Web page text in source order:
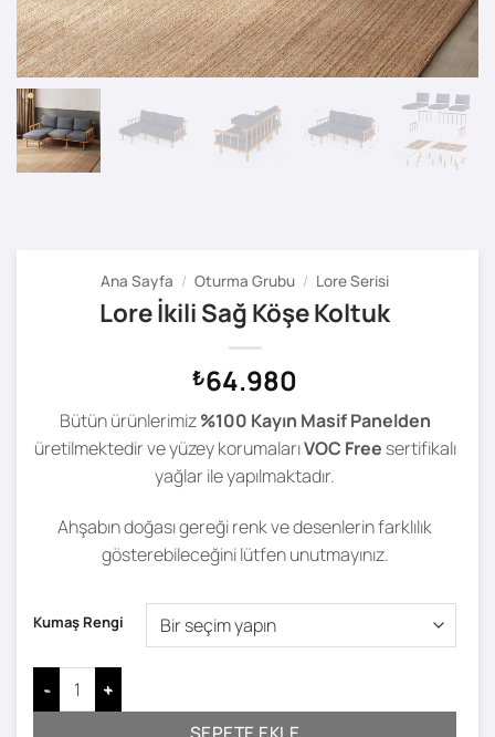
Ana Sayfa / Oturma Grubu / Lore Serisi
Lore İkili Sağ Köşe Koltuk
₺64.980
Bütün ürünlerimiz%100 Kayın Masif Panelden
üretilmektedir ve yüzey korumalarıVOC Free sertifikalı
yağlar ile yapılmaktadır.
Ahşabın doğası gereği renk ve desenlerin farklılık
gösterebileceğini lütfen unutmayınız.
Kumaş Rengi
Lore İkili Sağ Köşe Koltuk adet